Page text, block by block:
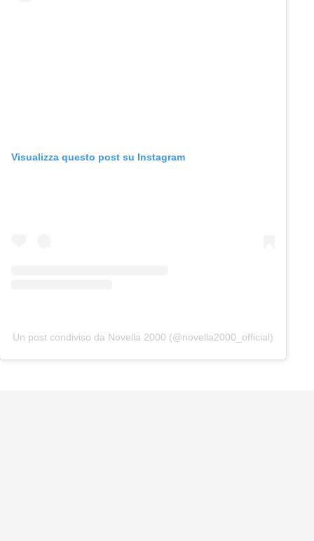
Visualizza questo post su Instagram
Un post condiviso da Novella 2000 (@novella2000_official)